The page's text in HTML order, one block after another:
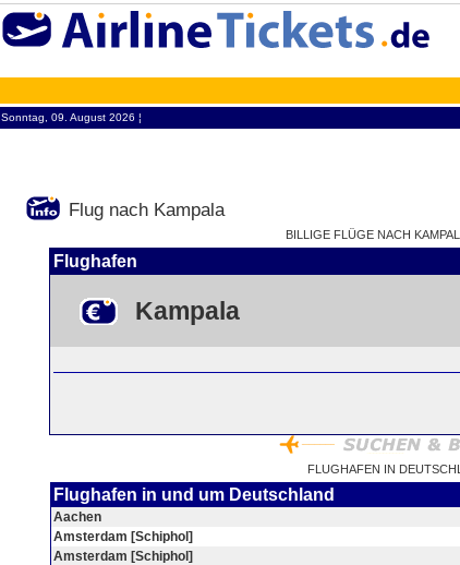
Sonntag, 09. August 2026 ¦
Flug nach Kampala
BILLIGE FLÜGE NACH
Flughafen
Kampala
FLUGHAFEN IN
Flughafen in und um Deutschland
Aachen
Amsterdam [Schiphol]
Amsterdam [Schiphol]